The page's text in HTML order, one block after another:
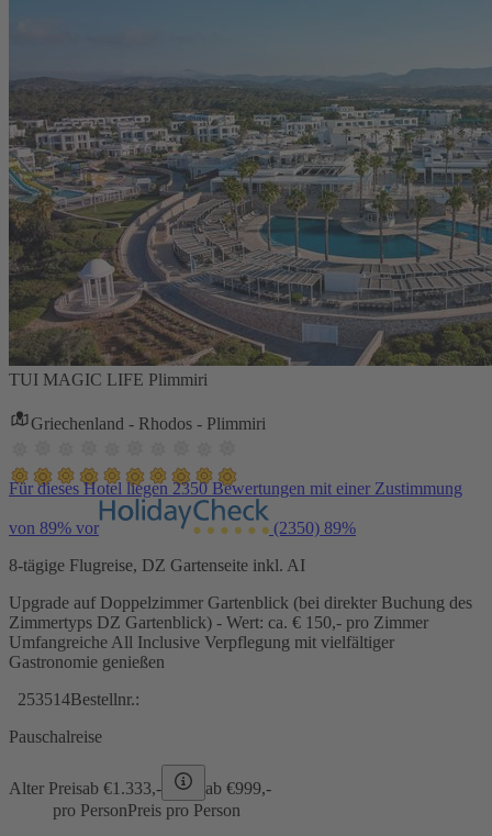
TUI MAGIC LIFE Plimmiri
Griechenland - Rhodos - Plimmiri
Für dieses Hotel liegen 2350 Bewertungen mit einer Zustimmung
von 89% vor (2350) 89%
8-tägige Flugreise, DZ Gartenseite inkl. AI
Upgrade auf Doppelzimmer Gartenblick (bei direkter Buchung des
Zimmertyps DZ Gartenblick) - Wert: ca. € 150,- pro Zimmer
Umfangreiche All Inclusive Verpflegung mit vielfältiger
Gastronomie genießen
253514Bestellnr.:
Pauschalreise
Alter Preisab €1.333,- ab €999,-
pro PersonPreis pro Person